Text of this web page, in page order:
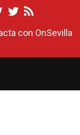
con OnSevilla